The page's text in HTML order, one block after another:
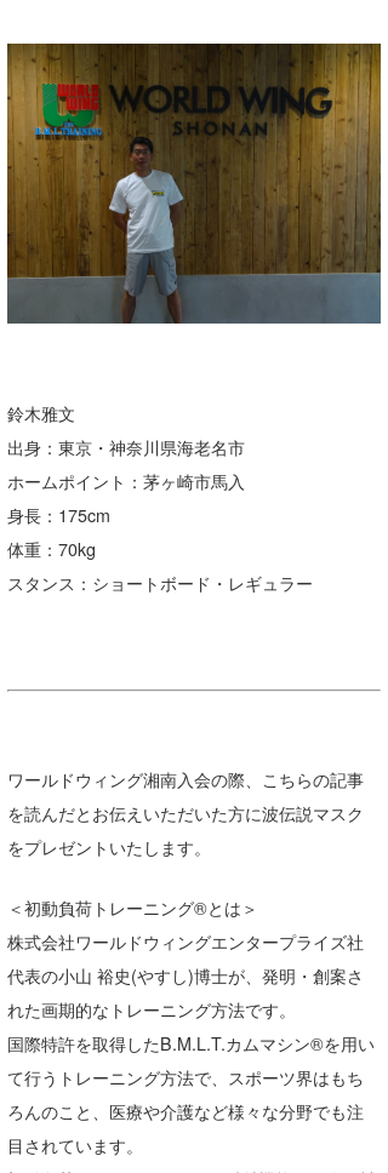
鈴木雅文
出身：東京・神奈川県海老名市
ホームポイント：茅ヶ崎市馬入
身長：175cm
体重：70kg
スタンス：ショートボード・レギュラー
ワールドウィング湘南入会の際、こちらの記事
を読んだとお伝えいただいた方に波伝説マスク
をプレゼントいたします。
＜初動負荷トレーニング®とは＞
株式会社ワールドウィングエンタープライズ社
代表の小山 裕史(やすし)博士が、発明・創案さ
れた画期的なトレーニング方法です。
国際特許を取得したB.M.L.T.カムマシン®を用い
て行うトレーニング方法で、スポーツ界はもち
ろんのこと、医療や介護など様々な分野でも注
目されています。